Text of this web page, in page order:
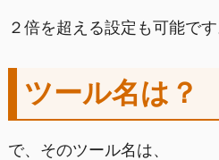
２倍を超える設定も可能です
ツール名は？
で、そのツール名は、